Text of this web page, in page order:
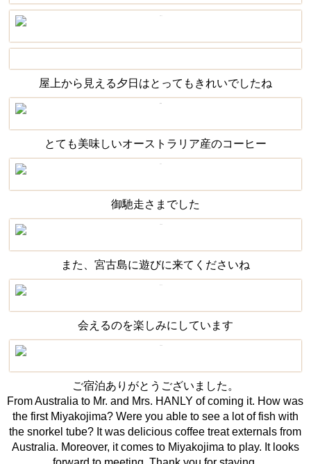
屋上から見える夕日はとってもきれいでしたね
とても美味しいオーストラリア産のコーヒー
御馳走さまでした
また、宮古島に遊びに来てくださいね
会えるのを楽しみにしています
ご宿泊ありがとうございました。
From Australia to Mr. and Mrs. HANLY of coming it. How was
the first Miyakojima? Were you able to see a lot of fish with
the snorkel tube? It was delicious coffee treat externals from
Australia. Moreover, it comes to Miyakojima to play. It looks